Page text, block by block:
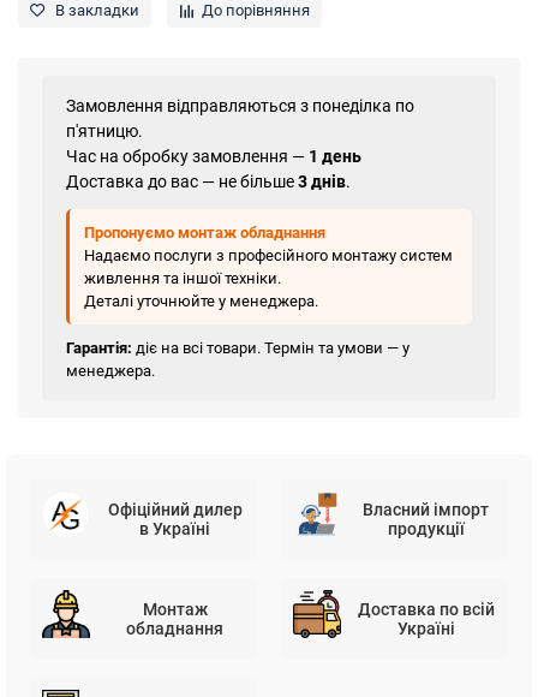
В закладки До порівняння
Замовлення відправляються з понеділка по
п'ятницю.
Час на обробку замовлення — 1 день
Доставка до вас — не більше3 днів.
Пропонуємо монтаж обладнання
Надаємо послуги з професійного монтажу систем
живлення та іншої техніки.
Деталі уточнюйте у менеджера.
Гарантія: діє на всі товари. Термін та умови — у
менеджера.
Офіційний дилер
в Україні
Власний імпорт
продукції
Монтаж
обладнання
Доставка по всій
Україні